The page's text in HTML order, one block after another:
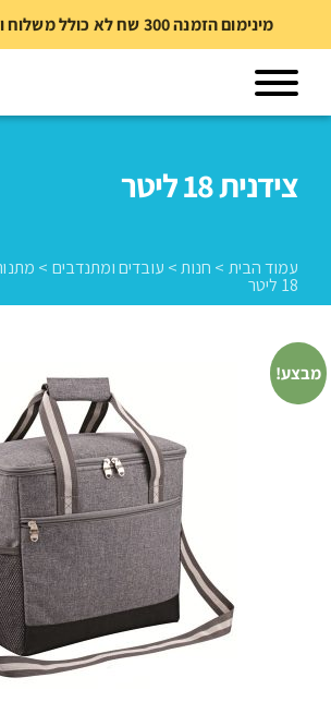
מינימום הזמנה 300 שח לא כולל משלוח ומיתוג
צידנית 18 ליטר
עמוד הבית > חנות> עובדים ומתנדבים >
18 ליטר
עמוד הבית
ליטר
מבצע!